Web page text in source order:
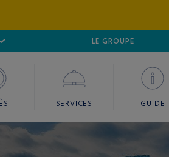
GOLFE DE SAINT-TROPEZ
LE GROUPE
SERVICES GUIDE